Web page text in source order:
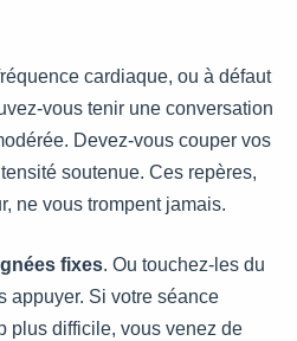
cardiaque, ou à défaut
vous tenir une conversation
Devez-vous couper vos
soutenue. Ces repères,
ne vous trompent jamais.
fixes. Ou touchez-les du
appuyer. Si votre séance
plus difficile, vous venez de